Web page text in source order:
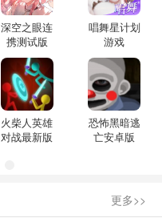
深空之眼连
携测试版
唱舞星计划
游戏
火柴人英雄
对战最新版
恐怖黑暗逃
亡安卓版
更多>>